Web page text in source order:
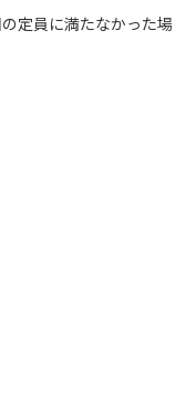
定員に満たなかった場